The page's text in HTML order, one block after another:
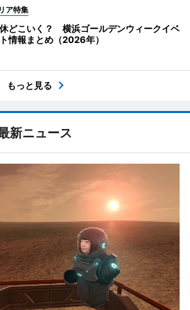
ア特集
どこいく？ 横浜ゴールデンウィークイベ
情報まとめ（2026年）
もっと見る
新ニュース